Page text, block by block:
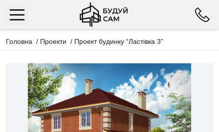
Головна / Проекти / Проект будинку “Ластівка 3”